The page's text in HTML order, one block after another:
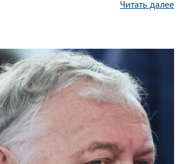
Читать далее